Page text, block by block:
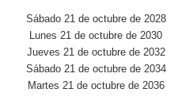
Sábado 21 de octubre de 2028
Lunes 21 de octubre de 2030
Jueves 21 de octubre de 2032
Sábado 21 de octubre de 2034
Martes 21 de octubre de 2036